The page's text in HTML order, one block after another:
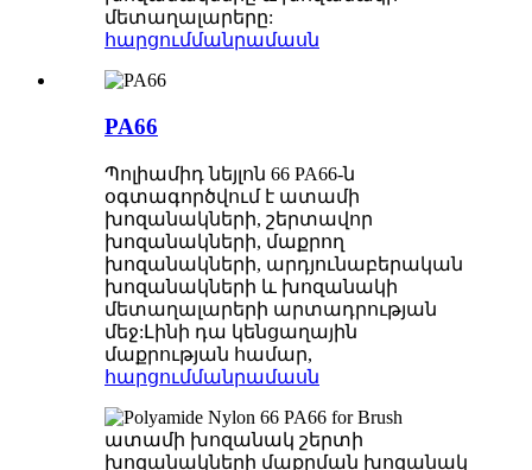
մետաղալարերը:
հարցումմանրամասն
PA66
Պոլիամիդ նեյլոն 66 PA66-ն
օգտագործվում է ատամի
խոզանակների, շերտավոր
խոզանակների, մաքրող
խոզանակների, արդյունաբերական
խոզանակների և խոզանակի
մետաղալարերի արտադրության
մեջ:Լինի դա կենցաղային
մաքրության համար,
հարցումմանրամասն